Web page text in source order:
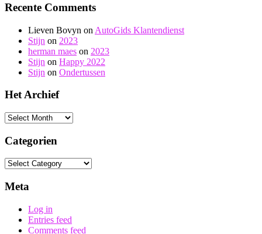
Recente Comments
Lieven Bovyn on AutoGids Klantendienst
Stijn on 2023
herman maes on 2023
Stijn on Happy 2022
Stijn on Ondertussen
Het Archief
Het
Categorien
Categorien
Meta
Log in
Entries feed
Comments feed